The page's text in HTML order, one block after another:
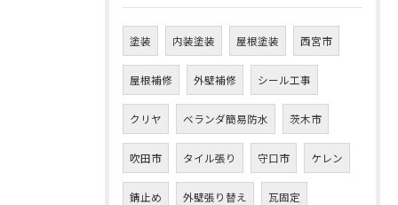
塗装 内装塗装 屋根塗装 西宮市
屋根補修 外壁補修 シール工事
クリヤ ベランダ簡易防水 茨木市
吹田市 タイル張り 守口市 ケレン
錆止め 外壁張り替え 瓦固定